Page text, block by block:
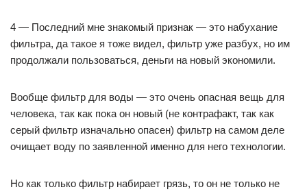
4 — Последний мне знакомый признак — это набухание
фильтра, да такое я тоже видел, фильтр уже разбух, но им
продолжали пользоваться, деньги на новый экономили.
Вообще фильтр для воды — это очень опасная вещь для
человека, так как пока он новый (не контрафакт, так как
серый фильтр изначально опасен) фильтр на самом деле
очищает воду по заявленной именно для него технологии.
Но как только фильтр набирает грязь, то он не только не